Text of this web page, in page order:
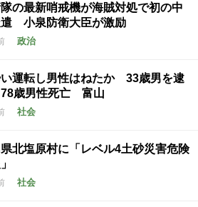
の最新哨戒機が海賊対処で初の中
小泉防衛大臣が激励
政治
運転し男性はねたか 33歳男を逮
歳男性死亡 富山
社会
北塩原村に「レベル4土砂災害危険
社会